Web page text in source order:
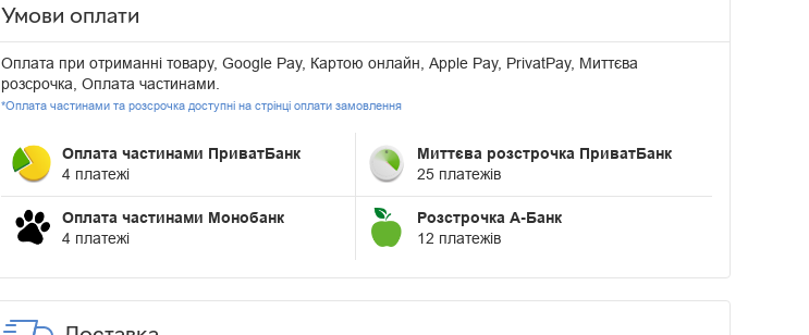
Умови оплати
Оплата при отриманні товару, Google Pay, Картою онлайн, Apple Pay, PrivatPay, Миттєва
розсрочка, Оплата частинами.
*Оплата частинами та розсрочка доступні на стрінці оплати замовлення
Оплата частинами ПриватБанк
4 платежі
Миттєва розстрочка ПриватБанк
25 платежів
Оплата частинами Монобанк
4 платежі
Розстрочка А-Банк
12 платежів